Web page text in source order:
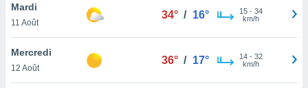
un
la
du
Mardi
11 Août
34° / 16° 15- 34
km/h
Mercredi
12 Août
36° / 17° 14- 32
km/h